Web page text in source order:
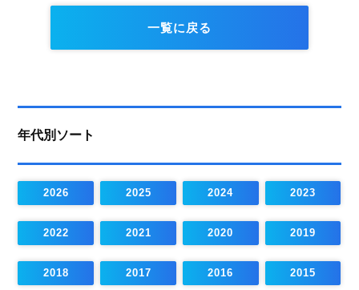
一覧に戻る
年代別ソート
2026 2025 2024 2023
2022 2021 2020 2019
2018 2017 2016 2015